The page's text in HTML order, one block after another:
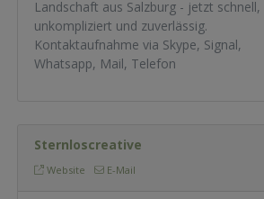
Landschaft aus Salzburg - jetzt schnell,
unkompliziert und zuverlässig.
Kontaktaufnahme via Skype, Signal,
Whatsapp, Mail, Telefon
Sternloscreative
Website E-Mail